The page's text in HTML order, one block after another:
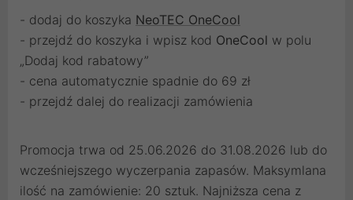
- dodaj do koszyka NeoTEC OneCool
- przejdź do koszyka i wpisz kod OneCool w polu
„Dodaj kod rabatowy”
- cena automatycznie spadnie do 69 zł
- przejdź dalej do realizacji zamówienia
Promocja trwa od 25.06.2026 do 31.08.2026 lub do
wcześniejszego wyczerpania zapasów. Maksymlana
ilość na zamówienie: 20 sztuk. Najniższa cena z